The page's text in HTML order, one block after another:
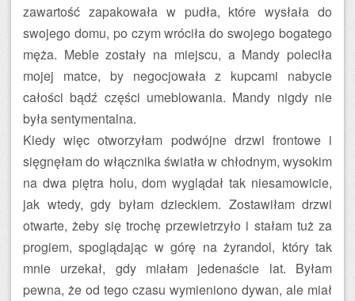
zawartość zapakowała w pudła, które wysłała do
swojego domu, po czym wróciła do swojego bogatego
męża. Meble zostały na miejscu, a Mandy poleciła
mojej matce, by negocjowała z kupcami nabycie
całości bądź części umeblowania. Mandy nigdy nie
była sentymentalna.
Kiedy więc otworzyłam podwójne drzwi frontowe i
sięgnęłam do włącznika światła w chłodnym, wysokim
na dwa piętra holu, dom wyglądał tak niesamowicie,
jak wtedy, gdy byłam dzieckiem. Zostawiłam drzwi
otwarte, żeby się trochę przewietrzyło i stałam tuż za
progiem, spoglądając w górę na żyrandol, który tak
mnie urzekał, gdy miałam jedenaście lat. Byłam
pewna, że od tego czasu wymieniono dywan, ale miał